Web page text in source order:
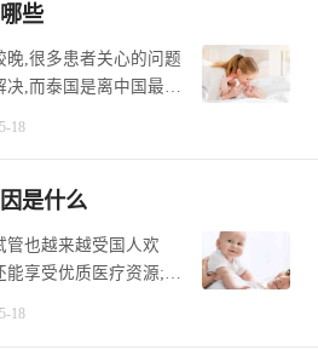
些
晚,很多患者关心的问题
,而泰国是离中国最近
优势有哪些呢?泰国
18
是什么
管也越来越受国人欢
享受优质医疗资源;目
究竟是有哪些因素呢?
18